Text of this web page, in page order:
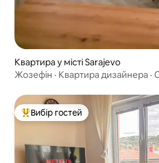
Квартира у місті Sarajevo
Жозефін · Квартира дизайнера ·
Топ вибір гостей
Вибір гостей